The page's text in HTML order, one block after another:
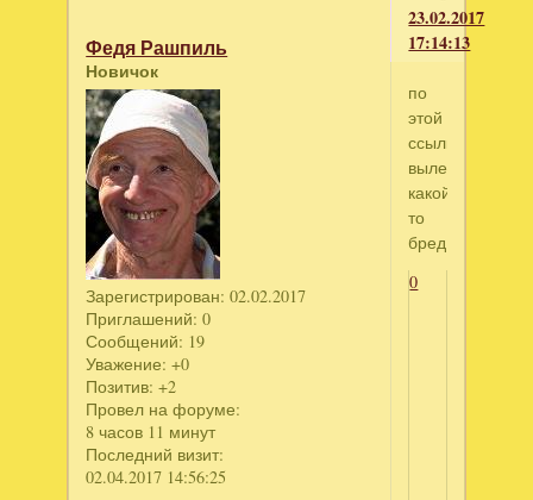
23.02.2017
17:14:13
Федя Рашпиль
Новичок
Зарегистрирован: 02.02.2017
Приглашений: 0
Сообщений: 19
Уважение: +0
Позитив: +2
Провел на форуме:
8 часов 11 минут
Последний визит:
02.04.2017 14:56:25
по
этой
ссылке
вылезает
какой
то
бред
0